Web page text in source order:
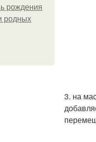
рождения
родных
3. на